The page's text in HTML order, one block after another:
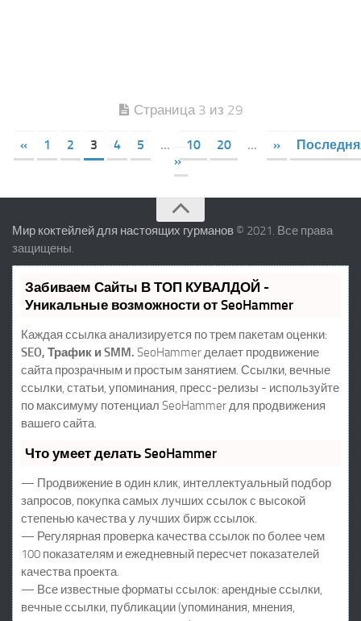
Страница 3 из 29
« 1 2 3 4 5 ... 10 20 ... »
»
Мир коктейлей для настоящих гурманов © 2021. Все права
защищены.
Забиваем Сайты В ТОП КУВАЛДОЙ -
Уникальные возможности от SeoHammer
Каждая ссылка анализируется по трем пакетам оценки:
SEO, Трафик и SMM. SeoHammer делает продвижение
сайта прозрачным и простым занятием. Ссылки, вечные
ссылки, статьи, упоминания, пресс-релизы - используйте
по максимуму потенциал SeoHammer для продвижения
вашего сайта.
Что умеет делать SeoHammer
— Продвижение в один клик, интеллектуальный подбор
запросов, покупка самых лучших ссылок с высокой
степенью качества у лучших бирж ссылок.
— Регулярная проверка качества ссылок по более чем
100 показателям и ежедневный пересчет показателей
качества проекта.
— Все известные форматы ссылок: арендные ссылки,
вечные ссылки, публикации (упоминания, мнения,